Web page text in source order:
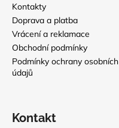
Kontakty
Doprava a platba
Vrácení a reklamace
Obchodní podmínky
Podmínky ochrany osobních
údajů
Kontakt